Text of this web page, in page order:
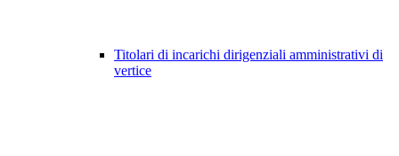
Titolari di incarichi dirigenziali amministrativi di
vertice